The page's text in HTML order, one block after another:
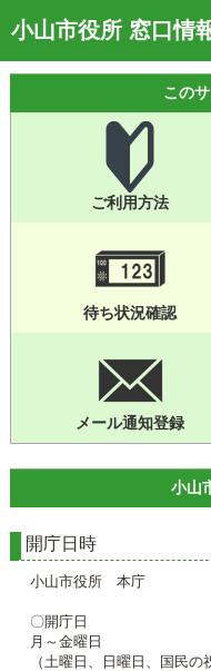
小山市役所 窓口情
トップページ
ご利用方法
窓口混雑状況
待ち状況確認
交付状況確認
メール通知登録
混雑予想カレンダー
この
ご利用方法
待ち状況確認
メール通知登録
小山
開庁日時
小山市役所 本庁
〇開庁日
月～金曜日
（土曜日、日曜日、国民